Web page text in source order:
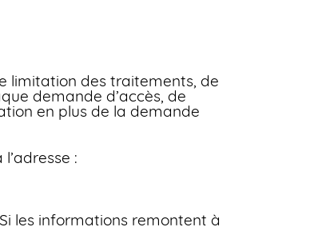
limitation des traitements, de
demande d’accès, de
en plus de la demande
:
les informations remontent à